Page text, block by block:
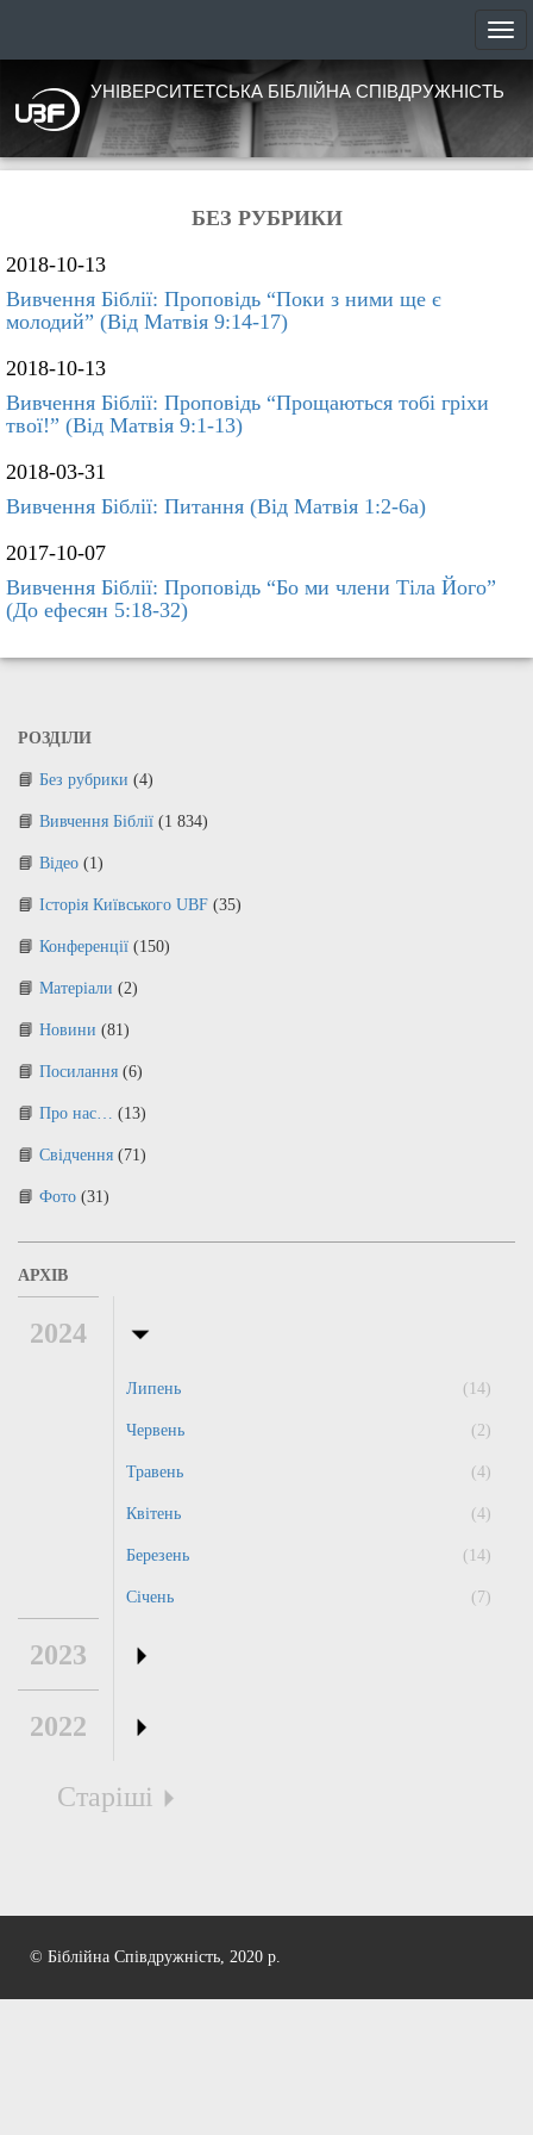
УНІВЕРСИТЕТСЬКА БІБЛІЙНА СПІВДРУЖНІСТЬ
БЕЗ РУБРИКИ
2018-10-13
Вивчення Біблії: Проповідь “Поки з ними ще є
молодий” (Від Матвія 9:14-17)
2018-10-13
Вивчення Біблії: Проповідь “Прощаються тобі гріхи
твої!” (Від Матвія 9:1-13)
2018-03-31
Вивчення Біблії: Питання (Від Матвія 1:2-6а)
2017-10-07
Вивчення Біблії: Проповідь “Бо ми члени Тіла Його”
(До ефесян 5:18-32)
РОЗДІЛИ
Без рубрики (4)
Вивчення Біблії (1 834)
Відео (1)
Історія Київського UBF (35)
Конференції (150)
Матеріали (2)
Новини (81)
Посилання (6)
Про нас… (13)
Свідчення (71)
Фото (31)
АРХІВ
2024
Липень (14)
Червень (2)
Травень (4)
Квітень (4)
Березень (14)
Січень (7)
2023
2022
Старіші
© Біблійна Співдружність, 2020 р.